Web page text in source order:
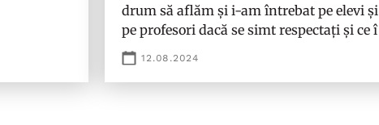
drum să aflăm și i-am întrebat pe elevi și
pe profesori dacă se simt respectați și ce î
12.08.2024